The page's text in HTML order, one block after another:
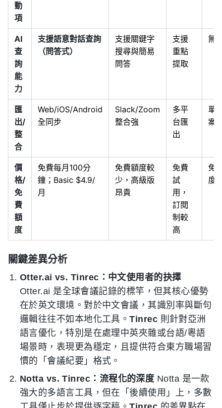
動
項
AI
查
詢
能
力
支援語意對話查詢
（問答式）
支援關鍵字
搜尋與簡易
問答
支援
重點
提取
無
匯
出/
整
合
Web/iOS/Android
全同步
Slack/Zoom
整合強
多平
台匯
出
單
案
價
格/
免
費
額
度
免費每月100分
鐘；Basic $4.9/
月
免費額度較
少，高級版
昂貴
免費
試
用，
訂閱
制較
高
免
度
關鍵差異分析
Otter.ai vs. Tinrec：中文使用者的抉擇
Otter.ai 是全球會議記錄的標竿，但其核心優勢
在於英文環境。對於中文會議，其識別率與斷句
邏輯往往不如本地化工具。Tinrec 則針對亞洲
語言優化，特別是在處理中英夾雜或台語/粵語
場景時，表現更為穩定，且提供符合東方職場習
慣的「會議紀要」格式。
Notta vs. Tinrec：流程化的深度 Notta 是一款
強大的多語言工具，但在「後續使用」上，多數